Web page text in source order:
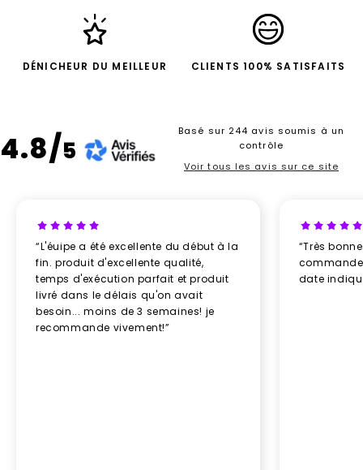
DÉNICHEUR DU MEILLEUR CLIENTS 100% SATISFAITS
4.8/5
Basé sur 244 avis soumis à un
contrôle
Voir tous les avis sur ce site
“L'éuipe a été excellente du début à la
fin. produit d'excellente qualité,
temps d'exécution parfait et produit
livré dans le délais qu'on avait
besoin... moins de 3 semaines! je
recommande vivement!”
“Très
date